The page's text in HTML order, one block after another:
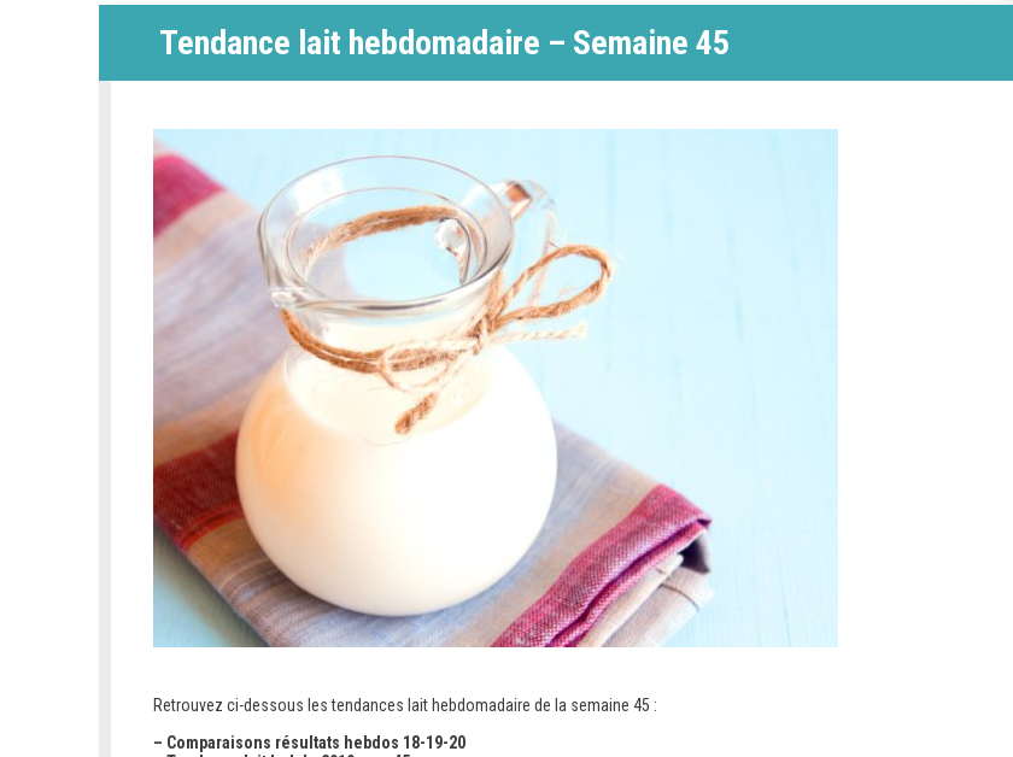
Tendance lait hebdomadaire – Semaine 45
Retrouvez ci-dessous les tendances lait hebdomadaire de la semaine 45 :
– Comparaisons résultats hebdos 18-19-20